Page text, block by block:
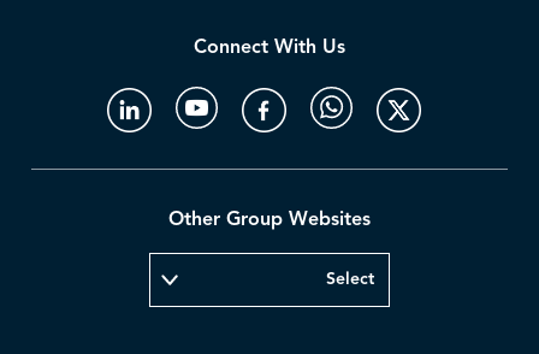
Connect With Us
Other Group Websites